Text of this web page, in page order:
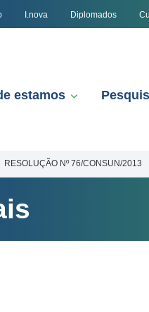
I.nova Diplomados
estamos
RESOLUÇÃO Nº 76/CONSUN/2013